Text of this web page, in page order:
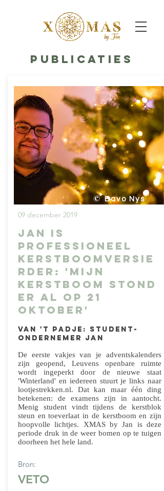
Publicaties
©Bavo Nys
09 december 2019
Jan is
professioneel
kerstboomversie
rder: 'Mijn
kerstboom stond
er al op 21
oktober'
Van 't padje: student-
ondernemer Jan
De eerste vakjes van je adventskalenders
zijn geopend, Leuvens openbare ruimte
wordt ingeperkt door de nieuwe staat
'Winterland' en iedereen stuurt je links naar
lootjestrekken.nl. Dat kan maar één ding
betekenen: de examens zijn in aantocht.
Menig student vindt tijdens de kerstblok
steun en toeverlaat in de kerstboom en zijn
hoopvolle lichtjes. XMAS by Jan is deze
periode druk in de weer bomen op te tuigen
doorheen het hele land.
Bron:
VETO